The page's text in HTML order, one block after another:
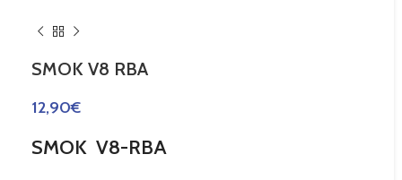
SMOK V8 RBA
12,90€
SMOK V8-RBA